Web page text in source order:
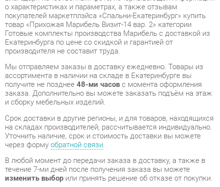
Екатеринбурга по цене со скидкой и гарантией от
производителя не составит труда.
Мы отправляем заказы в доставку ежедневно. Товары из
ассортимента в наличии на складе в Екатеринбурге вы
получите не позднее48-ми часовс момента оформления
заказа. Дополнительно вы можете заказать подъём на этаж
и сборку мебельных изделий.
Срок доставки в другие регионы, и для товаров, находящихся
на складах производителей, рассчитывается индивидуально.
Уточнить наличие, срок и стоимость доставки вы можете
через формуобратной связи.
В любой момент до передачи заказа в доставку, а также в
течение 7-ми дней после получения заказа вы можете
изменить выборили принять решение об отказе от покупки.
Несмотря на качественную упаковку, готовые комплекты
могут быть повреждены при транспортировке. Если Вы
заметили дефект при приёме - мы заменим поврежденную
деталь.Повторная доставкатовара -бесплатна.